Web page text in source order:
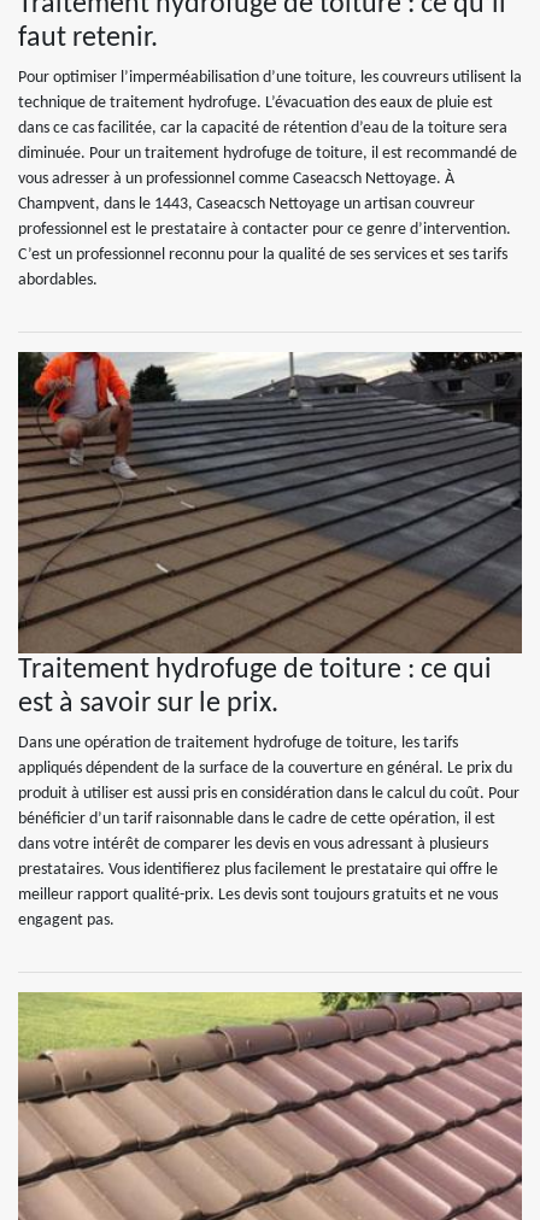
faut retenir.
Pour optimiser l’imperméabilisation d’une toiture, les couvreurs utilisent la
technique de traitement hydrofuge. L’évacuation des eaux de pluie est
dans ce cas facilitée, car la capacité de rétention d’eau de la toiture sera
diminuée. Pour un traitement hydrofuge de toiture, il est recommandé de
vous adresser à un professionnel comme Caseacsch Nettoyage. À
Champvent, dans le 1443, Caseacsch Nettoyage un artisan couvreur
professionnel est le prestataire à contacter pour ce genre d’intervention.
C’est un professionnel reconnu pour la qualité de ses services et ses tarifs
abordables.
Traitement hydrofuge de toiture : ce qui
est à savoir sur le prix.
Dans une opération de traitement hydrofuge de toiture, les tarifs
appliqués dépendent de la surface de la couverture en général. Le prix du
produit à utiliser est aussi pris en considération dans le calcul du coût. Pour
bénéficier d’un tarif raisonnable dans le cadre de cette opération, il est
dans votre intérêt de comparer les devis en vous adressant à plusieurs
prestataires. Vous identifierez plus facilement le prestataire qui offre le
meilleur rapport qualité-prix. Les devis sont toujours gratuits et ne vous
engagent pas.